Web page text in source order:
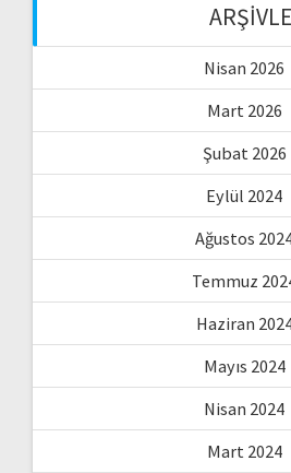
Nisan 2026
Mart 2026
Şubat 2026
Eylül 2024
Ağustos
Temmuz
Haziran
Mayıs 2024
Nisan 2024
Mart 2024